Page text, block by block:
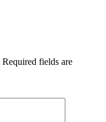
Required fields are